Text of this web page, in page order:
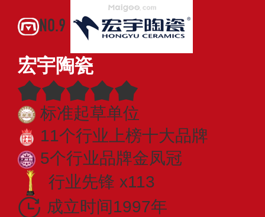
NO.9
宏宇陶瓷
标准起草单位
11个行业上榜十大品牌
5个行业品牌金凤冠
行业先锋 x113
成立时间1997年